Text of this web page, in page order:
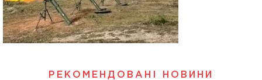
РЕКОМЕНДОВАНІ НОВИНИ